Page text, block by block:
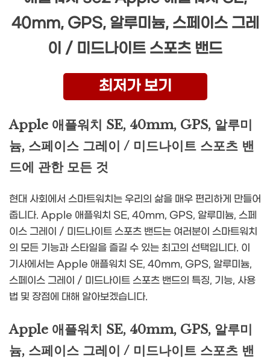
40mm, GPS, 알루미늄, 스페이스 그레
이 / 미드나이트 스포츠 밴드
최저가 보기
Apple 애플워치 SE, 40mm, GPS, 알루미
늄, 스페이스 그레이 / 미드나이트 스포츠 밴
드에 관한 모든 것
현대 사회에서 스마트워치는 우리의 삶을 매우 편리하게 만들어
줍니다. Apple 애플워치 SE, 40mm, GPS, 알루미늄, 스페
이스 그레이 / 미드나이트 스포츠 밴드는 여러분이 스마트워치
의 모든 기능과 스타일을 즐길 수 있는 최고의 선택입니다. 이
기사에서는 Apple 애플워치 SE, 40mm, GPS, 알루미늄,
스페이스 그레이 / 미드나이트 스포츠 밴드의 특징, 기능, 사용
법 및 장점에 대해 알아보겠습니다.
Apple 애플워치 SE, 40mm, GPS, 알루미
늄, 스페이스 그레이 / 미드나이트 스포츠 밴